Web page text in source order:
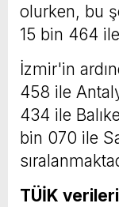
olurken, bu
15 bin 464
İzmir'in
458 ile
434 ile
bin 070 ile
TÜİK